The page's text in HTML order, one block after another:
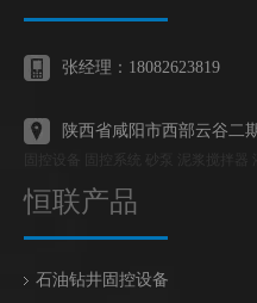
张经理：18082623819
陕西省咸阳市西部云谷二
恒联产品
石油钻井固控设备